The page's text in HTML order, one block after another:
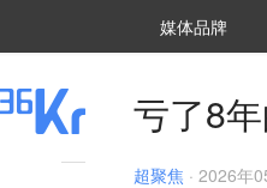
媒体品牌
亏了8
超聚焦 · 2026年